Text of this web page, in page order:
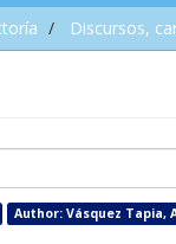
Discursos,
Author: Vásquez Tapia,